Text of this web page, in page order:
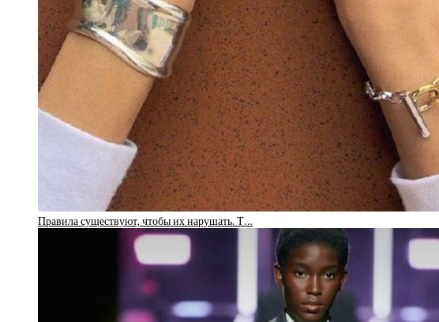
Правила существуют, чтобы их нарушать. Т…